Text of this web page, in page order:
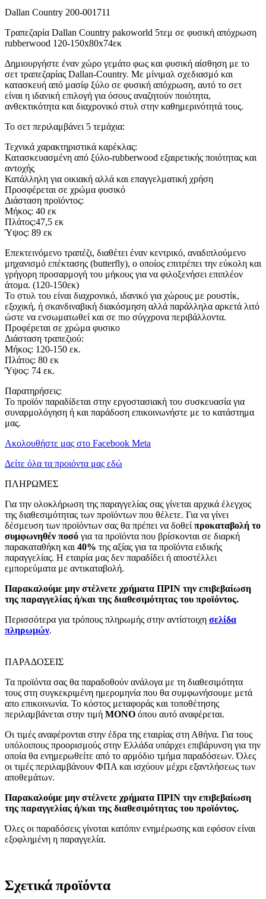
Dallan Country 200-001711
Τραπεζαρία Dallan Country pakoworld 5τεμ σε φυσική απόχρωση
rubberwood 120-150x80x74εκ
Δημιουργήστε έναν χώρο γεμάτο φως και φυσική αίσθηση με το
σετ τραπεζαρίας Dallan-Country. Με μίνιμαλ σχεδιασμό και
κατασκευή από μασίφ ξύλο σε φυσική απόχρωση, αυτό το σετ
είναι η ιδανική επιλογή για όσους αναζητούν ποιότητα,
ανθεκτικότητα και διαχρονικό στυλ στην καθημερινότητά τους.
Το σετ περιλαμβάνει 5 τεμάχια:
Τεχνικά χαρακτηριστικά καρέκλας:
Κατασκευασμένη από ξύλο-rubberwood εξαιρετικής ποιότητας και
αντοχής
Κατάλληλη για οικιακή αλλά και επαγγελματική χρήση
Προσφέρεται σε χρώμα φυσικό
Διάσταση προϊόντος:
Μήκος: 40 εκ
Πλάτος:47,5 εκ
Ύψος: 89 εκ
Eπεκτεινόμενο τραπέζι, διαθέτει έναν κεντρικό, αναδιπλούμενο
μηχανισμό επέκτασης (butterfly), ο οποίος επιτρέπει την εύκολη και
γρήγορη προσαρμογή του μήκους για να φιλοξενήσει επιπλέον
άτομα. (120-150εκ)
Το στυλ του είναι διαχρονικό, ιδανικό για χώρους με ρουστίκ,
εξοχική, ή σκανδιναβική διακόσμηση αλλά παράλληλα αρκετά λιτό
ώστε να ενσωματωθεί και σε πιο σύγχρονα περιβάλλοντα.
Προφέρεται σε χρώμα φυσικο
Διάσταση τραπεζιού:
Mήκος: 120-150 εκ.
Πλάτος: 80 εκ
Ύψος: 74 εκ.
Παρατηρήσεις:
Το προϊόν παραδίδεται στην εργοστασιακή του συσκευασία για
συναρμολόγηση ή και παράδοση επικοινωνήστε με το κατάστημα
μας.
Ακολουθήστε μας στο Facebook Meta
Δείτε όλα τα προιόντα μας εδώ
ΠΛΗΡΩΜΕΣ
Για την ολοκλήρωση της παραγγελίας σας γίνεται αρχικά έλεγχος
της διαθεσιμότητας των προϊόντων που θέλετε. Για να γίνει
δέσμευση των προϊόντων σας θα πρέπει να δοθεί προκαταβολή το
συμφωνηθέν ποσό για τα προϊόντα που βρίσκονται σε διαρκή
παρακαταθήκη και 40% της αξίας για τα προϊόντα ειδικής
παραγγελίας. Η εταιρία μας δεν παραδίδει ή αποστέλλει
εμπορεύματα με αντικαταβολή.
Παρακαλούμε μην στέλνετε χρήματα ΠΡΙΝ την επιβεβαίωση
της παραγγελίας ή/και της διαθεσιμότητας του προϊόντος.
Περισσότερα για τρόπους πληρωμής στην αντίστοιχη σελίδα
πληρωμών.
ΠΑΡΑΔΟΣΕΙΣ
Τα προϊόντα σας θα παραδοθούν ανάλογα με τη διαθεσιμότητα
τους στη συγκεκριμένη ημερομηνία που θα συμφωνήσουμε μετά
απο επικοινωνία. Το κόστος μεταφοράς και τοποθέτησης
περιλαμβάνεται στην τιμή MONO όπου αυτό αναφέρεται.
Οι τιμές αναφέρονται στην έδρα της εταιρίας στη Αθήνα. Για τους
υπόλοιπους προορισμούς στην Ελλάδα υπάρχει επιβάρυνση για την
οποία θα ενημερωθείτε από το αρμόδιο τμήμα παραδόσεων. Όλες
οι τιμές περιλαμβάνουν ΦΠΑ και ισχύουν μέχρι εξαντλήσεως των
αποθεμάτων.
Παρακαλούμε μην στέλνετε χρήματα ΠΡΙΝ την επιβεβαίωση
της παραγγελίας ή/και της διαθεσιμότητας του προϊόντος.
Όλες οι παραδόσεις γίνοται κατόπιν ενημέρωσης και εφόσον είναι
εξοφλημένη η παραγγελία.
Σχετικά προϊόντα